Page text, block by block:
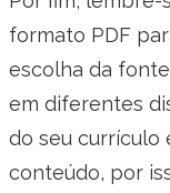
formato PDF
escolha da
em diferentes
do seu currículo
conteúdo, por